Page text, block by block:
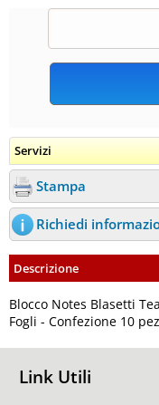
Servizi
Stampa
Richiedi
Descrizione
Blocco Notes Blasetti
Fogli - Confezione 10
Link Utili